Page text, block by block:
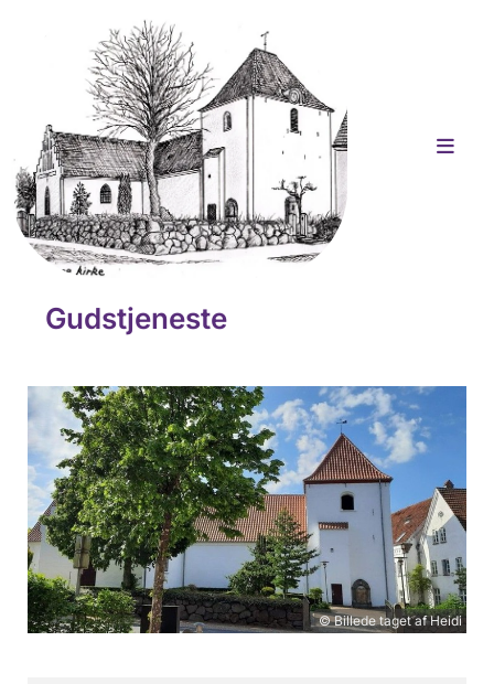
Gudstjeneste
© Billede taget af Heidi